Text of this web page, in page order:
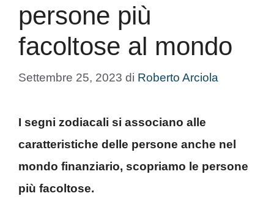
persone più
facoltose al mondo
Settembre 25, 2023 di Roberto Arciola
I segni zodiacali si associano alle
caratteristiche delle persone anche nel
mondo finanziario, scopriamo le persone
più facoltose.